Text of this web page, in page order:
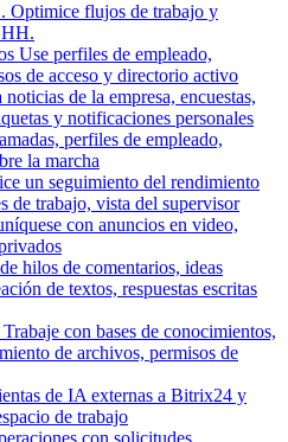
Optimice flujos de trabajo y
Use perfiles de empleado,
de acceso y directorio activo
noticias de la empresa, encuestas,
y notificaciones personales
perfiles de empleado,
la marcha
un seguimiento del rendimiento
de trabajo, vista del supervisor
con anuncios en video,
hilos de comentarios, ideas
de textos, respuestas escritas
Trabaje con bases de conocimientos,
de archivos, permisos de
de IA externas a Bitrix24 y
de trabajo
con solicitudes,